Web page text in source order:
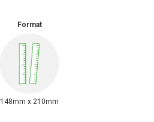
Format
148mm x 210mm